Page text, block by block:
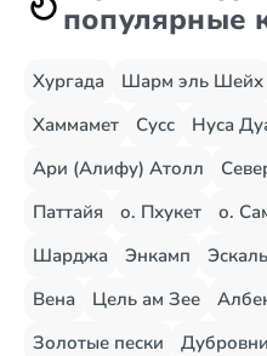
популярные
Хургада Шарм эль Шейх
Хаммамет
Сусс
Нуса
Ари (Алифу) Атолл
Паттайя
о. Пхукет о.
Шарджа
Энкамп
Вена
Цель ам Зее
Золотые пески